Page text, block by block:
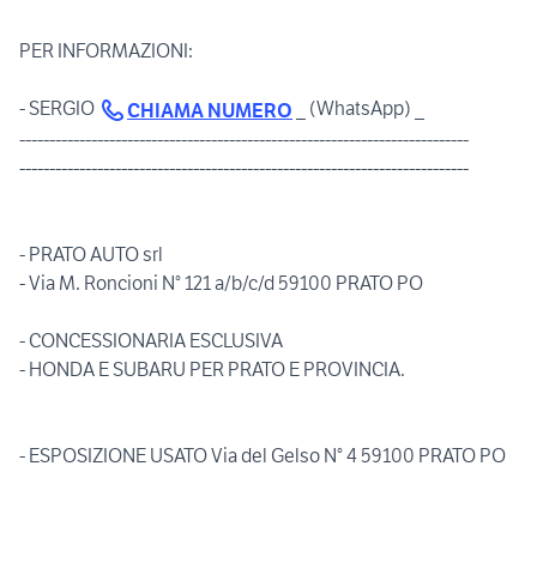
PER INFORMAZIONI:
- SERGIO CHIAMA NUMERO _ (WhatsApp) _
---------------------------------------------------------------------------
---------------------------------------------------------------------------
- PRATO AUTO srl
- Via M. Roncioni N° 121 a/b/c/d 59100 PRATO PO
- CONCESSIONARIA ESCLUSIVA
- HONDA E SUBARU PER PRATO E PROVINCIA.
- ESPOSIZIONE USATO Via del Gelso N° 4 59100 PRATO PO